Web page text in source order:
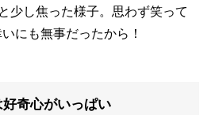
少し焦った様子。思わず笑って
にも無事だったから！
奇心がいっぱい